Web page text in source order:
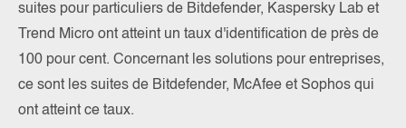
suites pour particuliers de Bitdefender, Kaspersky Lab et
Trend Micro ont atteint un taux d'identification de près de
100 pour cent. Concernant les solutions pour entreprises,
ce sont les suites de Bitdefender, McAfee et Sophos qui
ont atteint ce taux.